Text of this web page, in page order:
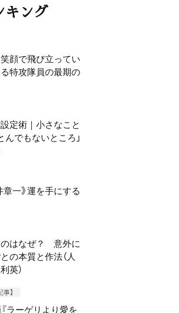
キング
顔で飛び立ってい
特攻隊員の最期の
定術｜小さなこと
んでもないところ」
章一》運を手にする
はなぜ？ 意外に
の本質と作法（人
英）
】
『ラーゲリより愛を